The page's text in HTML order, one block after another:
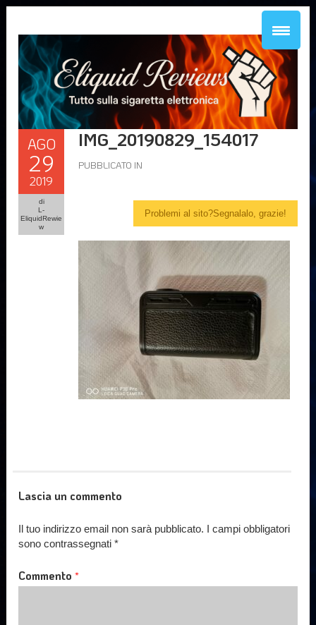
AGO
29
2019
di
L-
EliquidRewie
w
IMG_20190829_154017
PUBBLICATO IN
Problemi al sito?Segnalalo, grazie!
Lascia un commento
Il tuo indirizzo email non sarà pubblicato. I campi obbligatori
sono contrassegnati*
Commento*